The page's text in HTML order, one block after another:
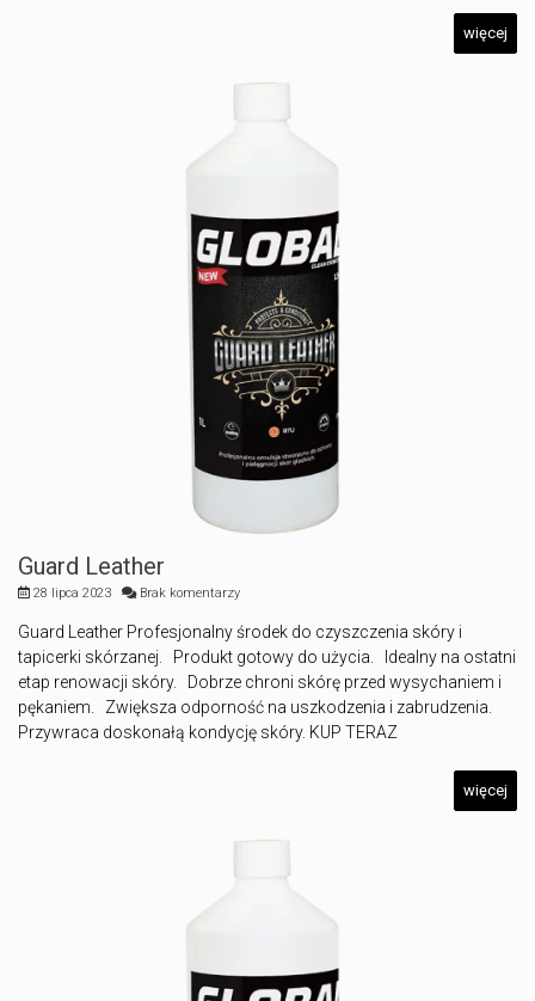
więcej
Guard Leather
28 lipca 2023 Brak komentarzy
Guard Leather Profesjonalny środek do czyszczenia skóry i
tapicerki skórzanej. Produkt gotowy do użycia. Idealny na ostatni
etap renowacji skóry. Dobrze chroni skórę przed wysychaniem i
pękaniem. Zwiększa odporność na uszkodzenia i zabrudzenia.
Przywraca doskonałą kondycję skóry. KUP TERAZ
więcej